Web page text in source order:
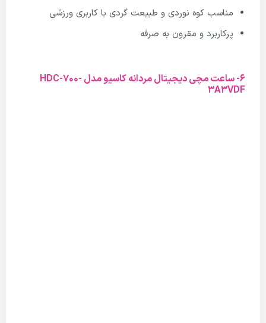
مناسب کوه نوردی و طبیعت گردی با کاربری ورزشی
پرکاربرد و مقرون به صرفه
6- ساعت مچی دیجیتال مردانه کاسیو مدل HDC-700-
3A3VDF